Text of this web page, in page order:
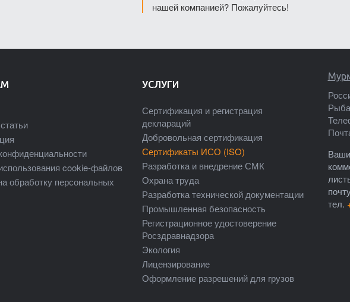
нашей компанией? Пожалуйтесь!
cookie-файлов
обработку персональных
УСЛУГИ
Сертификация и регистрация
деклараций
Добровольная сертификация
Сертификаты ИСО (ISO)
Разработка и внедрение СМК
Охрана труда
Разработка технической документации
Промышленная безопасность
Регистрационное удостоверение
Росздравнадзора
Экология
Лицензирование
Оформление разрешений для грузов
тел.